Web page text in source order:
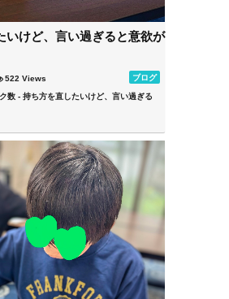
いけど、言い過ぎると意欲が
ブログ
522 Views